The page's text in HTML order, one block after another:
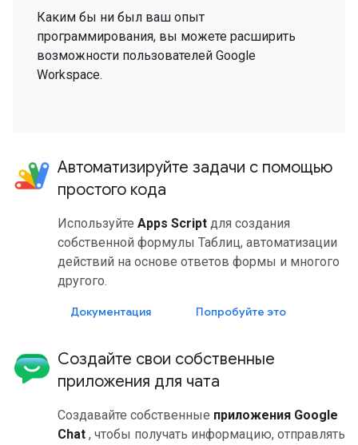
Каким бы ни был ваш опыт
программирования, вы можете расширить
возможности пользователей Google
Workspace.
Автоматизируйте задачи с помощью
простого кода
Используйте Apps Script для создания
собственной формулы Таблиц, автоматизации
действий на основе ответов формы и многого
другого.
Документация Попробуйте это
Создайте свои собственные
приложения для чата
Создавайте собственные приложения Google
Chat , чтобы получать информацию, отправлять